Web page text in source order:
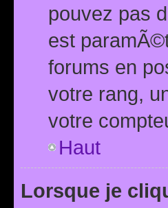
pouvez pas
est
forums en
votre rang,
votre
Haut
Lorsque je